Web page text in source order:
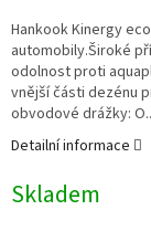
Skladem
Hankook Kinergy
automobily.Široké
odolnost proti
vnější části dezénu
obvodové drážky:
Detailní informace